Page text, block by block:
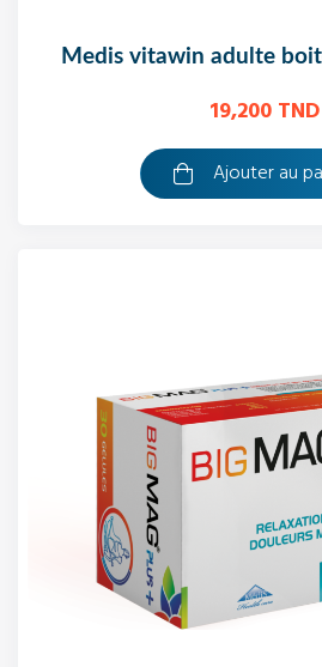
medis vitawin adulte
19,200 TND
Ajouter au